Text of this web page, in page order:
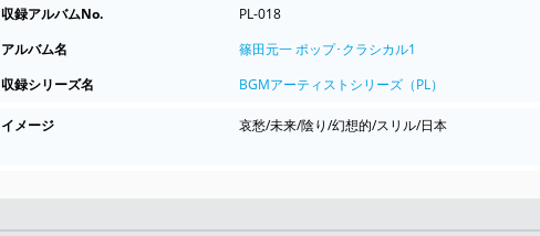
収録アルバムNo.
PL-018
アルバム名
篠田元一 ポップ･クラシカル1
収録シリーズ名
BGMアーティストシリーズ（PL）
イメージ 哀愁/未来/陰り/幻想的/スリル/日本